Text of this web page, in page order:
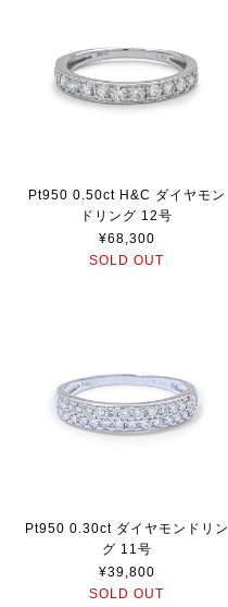
Pt950 0.50ct H&C ダイヤモン
ドリング 12号
¥68,300
SOLD OUT
Pt950 0.30ct ダイヤモンドリン
グ 11号
¥39,800
SOLD OUT